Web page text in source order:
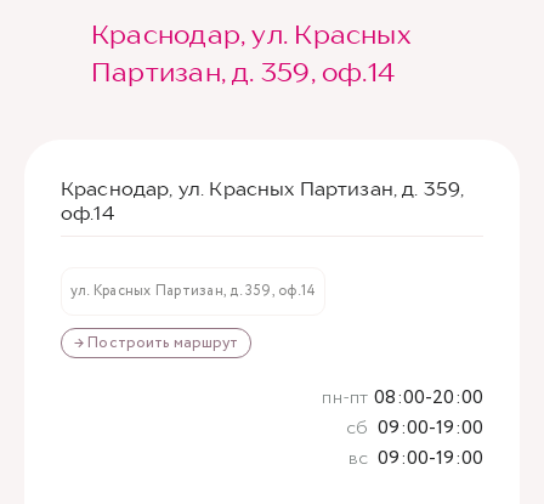
Краснодар, ул. Красных
Партизан, д. 359, оф.14
Краснодар, ул. Красных Партизан, д. 359,
оф.14
ул. Красных Партизан, д. 359, оф.14
→ Построить маршрут
пн-пт 08:00-20:00
сб 09:00-19:00
вс 09:00-19:00